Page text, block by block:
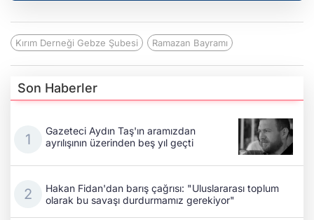
Kırım Derneği Gebze Şubesi Ramazan Bayramı
Son Haberler
Gazeteci Aydın Taş'ın aramızdan
ayrılışının üzerinden beş yıl geçti
Hakan Fidan'dan barış çağrısı: "Uluslararası toplum
olarak bu savaşı durdurmamız gerekiyor"